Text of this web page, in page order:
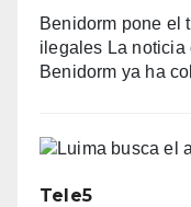
Benidorm pone el
ilegales La noticia
Benidorm ya ha
Tele5